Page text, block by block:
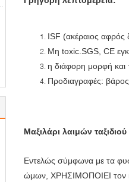
ISF (ακέραιος αφρός
Μη toxic.SGS, CE
η διάφορη μορφή και
Προδιαγραφές:
Μαξιλάρι λαιμών
Εντελώς σύμφωνα με τα
ώμων, ΧΡΗΣΙΜΟΠΟΙΕΙ τον